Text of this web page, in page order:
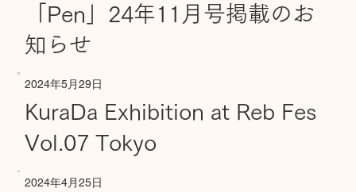
「Pen」24年11月号掲載のお
知らせ
2024年5月29日
KuraDa Exhibition at Reb Fes
Vol.07 Tokyo
2024年4月25日